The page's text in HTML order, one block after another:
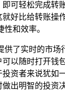
可轻松完成转
好比给转账操
和效率。
供了实时的市场
以随时打开钱
资者来说犹如
出明智的投资